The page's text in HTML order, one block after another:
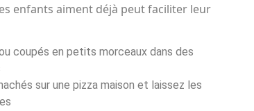
enfants aiment déjà peut faciliter leur
coupés en petits morceaux dans des
sur une pizza maison et laissez les